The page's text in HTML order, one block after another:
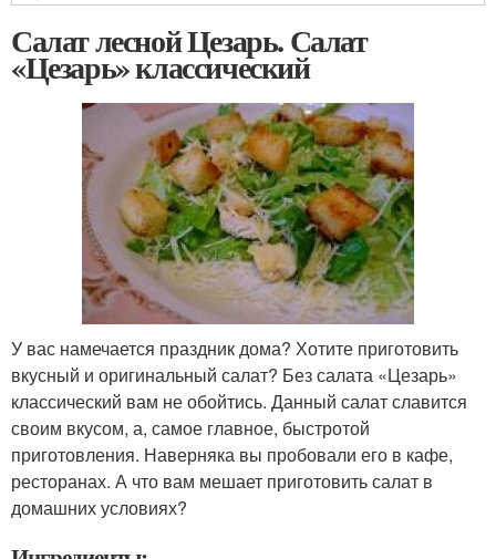
Салат лесной Цезарь. Салат
«Цезарь» классический
У вас намечается праздник дома? Хотите приготовить
вкусный и оригинальный салат? Без салата «Цезарь»
классический вам не обойтись. Данный салат славится
своим вкусом, а, самое главное, быстротой
приготовления. Наверняка вы пробовали его в кафе,
ресторанах. А что вам мешает приготовить салат в
домашних условиях?